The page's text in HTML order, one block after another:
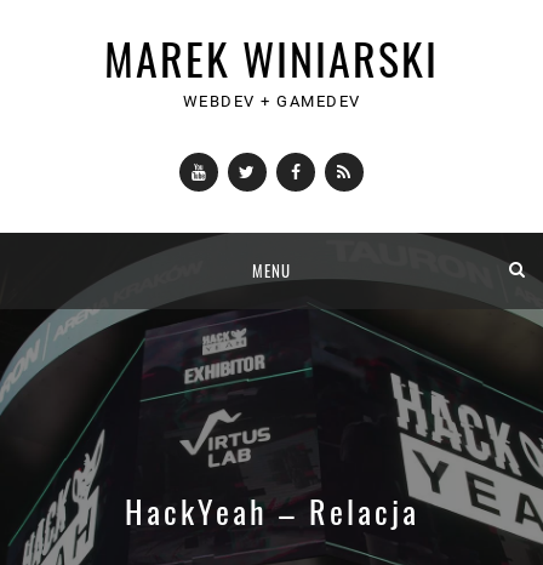
MAREK WINIARSKI
WEBDEV + GAMEDEV
YouTubeTwitterFacebook
RSS
content
MENU
HackYeah – Relacja